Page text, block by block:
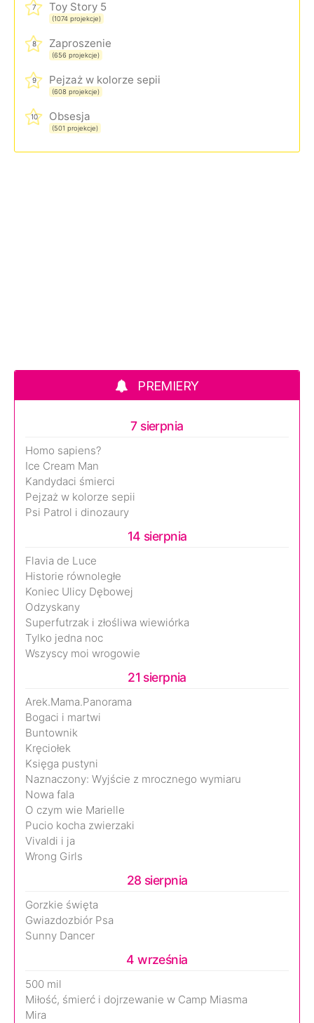
7 Toy Story 5
(1074 projekcje)
8 Zaproszenie
(656 projekcje)
9 Pejzaż w kolorze sepii
(608 projekcje)
10 Obsesja
(501 projekcje)
PREMIERY
7 sierpnia
Homo sapiens?
Ice Cream Man
Kandydaci śmierci
Pejzaż w kolorze sepii
Psi Patrol i dinozaury
14 sierpnia
Flavia de Luce
Historie równoległe
Koniec Ulicy Dębowej
Odzyskany
Superfutrzak i złośliwa wiewiórka
Tylko jedna noc
Wszyscy moi wrogowie
21 sierpnia
Arek.Mama.Panorama
Bogaci i martwi
Buntownik
Kręciołek
Księga pustyni
Naznaczony: Wyjście z mrocznego wymiaru
Nowa fala
O czym wie Marielle
Pucio kocha zwierzaki
Vivaldi i ja
Wrong Girls
28 sierpnia
Gorzkie święta
Gwiazdozbiór Psa
Sunny Dancer
4 września
500 mil
Miłość, śmierć i dojrzewanie w Camp Miasma
Mira